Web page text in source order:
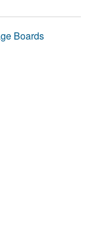
Boards